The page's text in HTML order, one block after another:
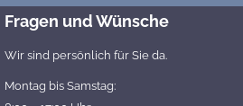
Fragen und Wünsche
Wir sind persönlich für Sie da.
Montag bis Samstag: